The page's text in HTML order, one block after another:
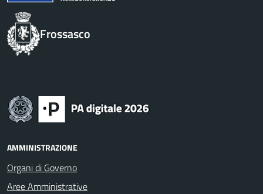
Frossasco
AMMINISTRAZIONE
Organi di Governo
Aree Amministrative